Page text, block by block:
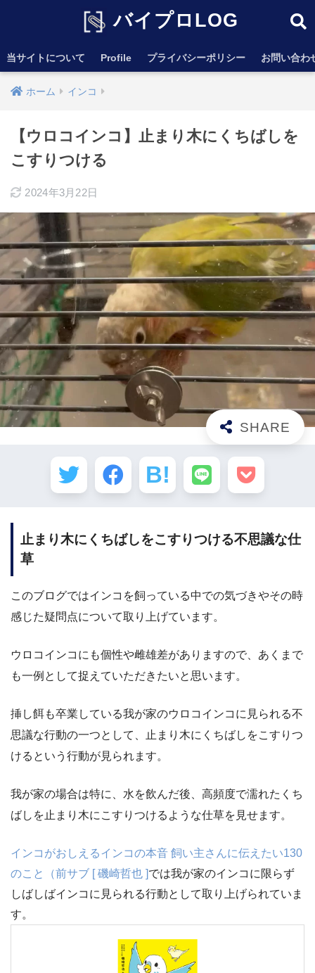
バイプロLOG
当サイトについて Profile プライバシーポリシー お問い合わ
ホーム インコ
【ウロコインコ】止まり木にくちばしを
こすりつける
2024年3月22日
止まり木にくちばしをこすりつける不思議な仕
草
このブログではインコを飼っている中での気づきやその時
感じた疑問点について取り上げています。
ウロコインコにも個性や雌雄差がありますので、あくまで
も一例として捉えていただきたいと思います。
挿し餌も卒業している我が家のウロコインコに見られる不
思議な行動の一つとして、止まり木にくちばしをこすりつ
けるという行動が見られます。
我が家の場合は特に、水を飲んだ後、高頻度で濡れたくち
ばしを止まり木にこすりつけるような仕草を見せます。
インコがおしえるインコの本音 飼い主さんに伝えたい130
のこと（前サブ [ 磯崎哲也 ]では我が家のインコに限らず
しばしばインコに見られる行動として取り上げられていま
す。